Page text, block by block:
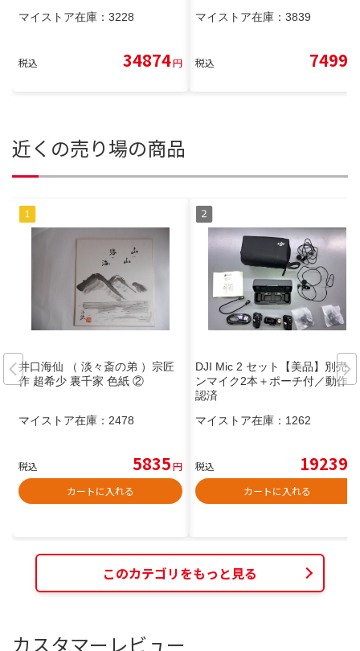
マイストア在庫： 3228
税込 34874円
マイストア在庫： 3839
税込 7499
近くの売り場の商品
井口海仙 （ 淡々斎の弟 ）宗匠
作 超希少 裏千家 色紙 ②
マイストア在庫： 2478
税込 5835円
カートに入れる
DJI Mic 2 セット【美品】別売ピ
ンマイク2本＋ポーチ付／動作確
認済
マイストア在庫： 1262
税込 19239
カートに入れる
このカテゴリをもっと見る
カスタマーレビュー